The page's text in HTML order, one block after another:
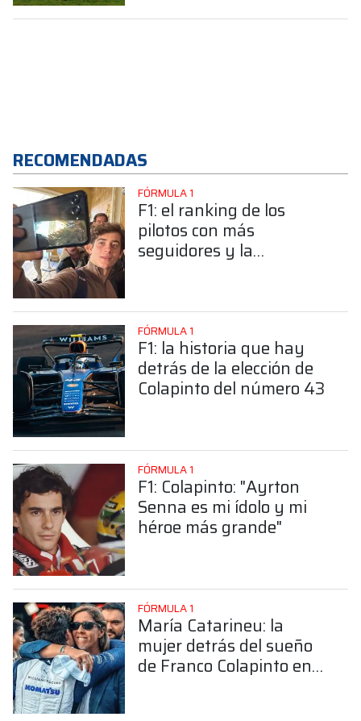
RECOMENDADAS
FÓRMULA 1
F1: el ranking de los
pilotos con más
seguidores y la
FÓRMULA 1
F1: la historia que hay
detrás de la elección de
Colapinto del número 43
FÓRMULA 1
F1: Colapinto: "Ayrton
Senna es mi ídolo y mi
héroe más grande"
FÓRMULA 1
María Catarineu: la
mujer detrás del sueño
de Franco Colapinto en